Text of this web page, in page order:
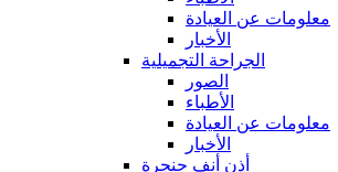
معلومات عن العيادة
الأخبار
الجراحة التجميلية
الصور
الأطباء
معلومات عن العيادة
الأخبار
أذن أنف حنجرة